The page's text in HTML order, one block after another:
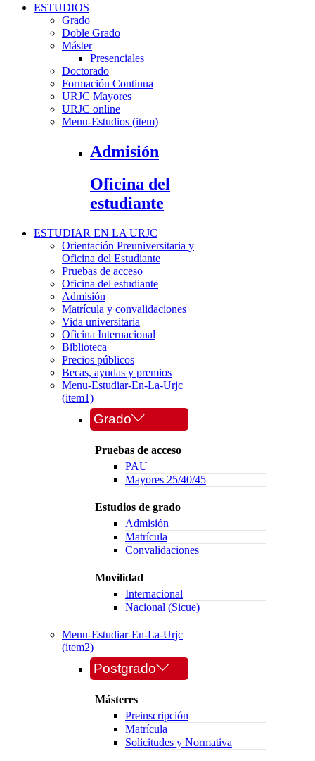
ESTUDIOS
Grado
Doble Grado
Máster
Presenciales
Doctorado
Formación Continua
URJC Mayores
URJC online
Menu-Estudios (item)
Admisión
Oficina del
estudiante
ESTUDIAR EN LA URJC
Orientación Preuniversitaria y
Oficina del Estudiante
Pruebas de acceso
Oficina del estudiante
Admisión
Matrícula y convalidaciones
Vida universitaria
Oficina Internacional
Biblioteca
Precios públicos
Becas, ayudas y premios
Menu-Estudiar-En-La-Urjc
(item1)
Grado
Pruebas de acceso
PAU
Mayores 25/40/45
Estudios de grado
Admisión
Matrícula
Convalidaciones
Movilidad
Internacional
Nacional (Sicue)
Menu-Estudiar-En-La-Urjc
(item2)
Postgrado
Másteres
Preinscripción
Matrícula
Solicitudes y Normativa